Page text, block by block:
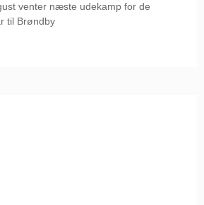
venter næste udekamp for de
til Brøndby